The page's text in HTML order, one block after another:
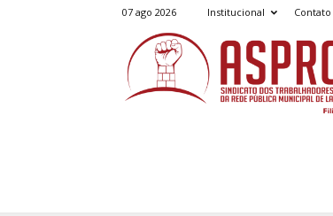
07 ago 2026 Institucional Contato